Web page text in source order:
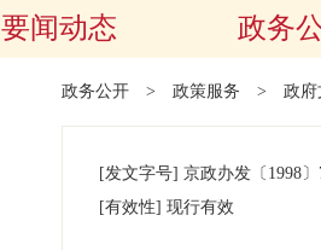
要闻动态 政务
政务公开 > 政策服务 > 政府
[发文字号] 京政办发 〔1998〕
[有效性] 现行有效